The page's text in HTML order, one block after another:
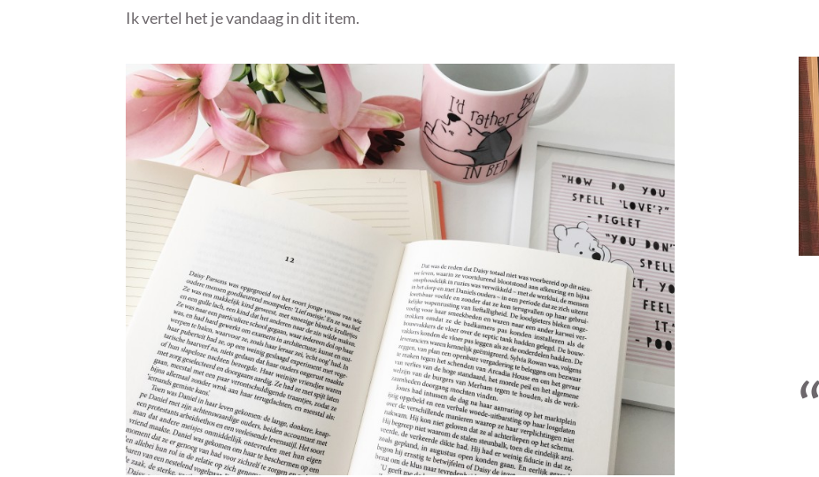
Ik vertel het je vandaag in dit item.